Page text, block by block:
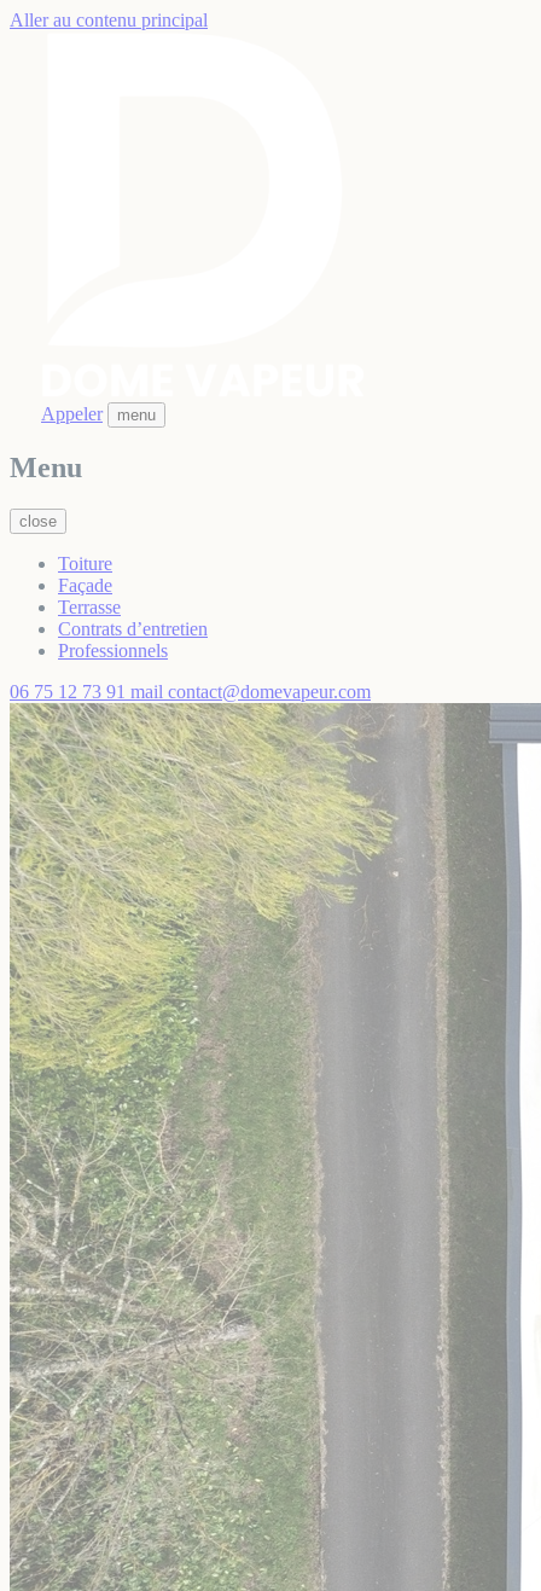
Aller au contenu principal
Appeler menu
Menu
close
Toiture
Façade
Terrasse
Contrats d’entretien
Professionnels
06 75 12 73 91 mail contact@domevapeur.com